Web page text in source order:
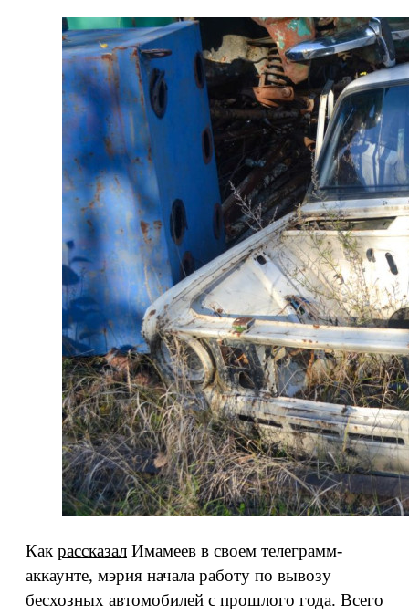
Как рассказал Имамеев в своем телеграмм-
аккаунте, мэрия начала работу по вывозу
бесхозных автомобилей с прошлого года. Всего